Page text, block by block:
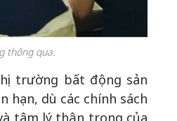
thông qua.
trường bất động sản
hạn, dù các chính sách
tâm lý thận trọng của